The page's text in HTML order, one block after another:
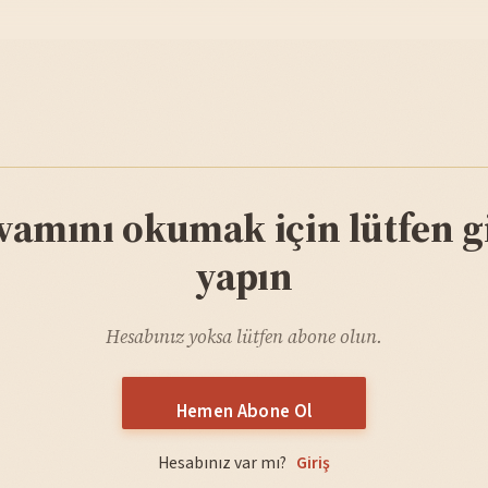
okumak için lütfen
yapın
Hesabınız yoksa lütfen abone olun.
Hemen Abone Ol
Hesabınız var mı? Giriş